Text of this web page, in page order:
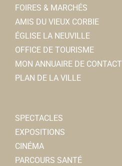
FOIRES & MARCHÉS
AMIS DU VIEUX CORBIE
ÉGLISE LA NEUVILLE
OFFICE DE TOURISME
MON ANNUAIRE DE CONTACT
PLAN DE LA VILLE
SPECTACLES
EXPOSITIONS
CINÉMA
PARCOURS SANTÉ